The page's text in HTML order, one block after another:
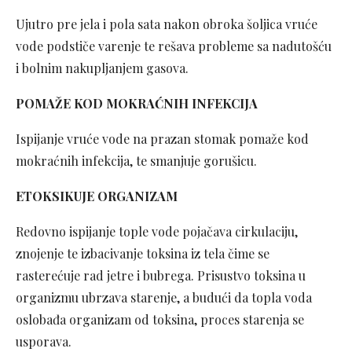
Ujutro pre jela i pola sata nakon obroka šoljica vruće
vode podstiče varenje te rešava probleme sa nadutošću
i bolnim nakupljanjem gasova.
POMAŽE KOD MOKRAĆNIH INFEKCIJA
Ispijanje vruće vode na prazan stomak pomaže kod
mokraćnih infekcija, te smanjuje gorušicu.
ETOKSIKUJE ORGANIZAM
Redovno ispijanje tople vode pojačava cirkulaciju,
znojenje te izbacivanje toksina iz tela čime se
rasterećuje rad jetre i bubrega. Prisustvo toksina u
organizmu ubrzava starenje, a budući da topla voda
oslobađa organizam od toksina, proces starenja se
usporava.